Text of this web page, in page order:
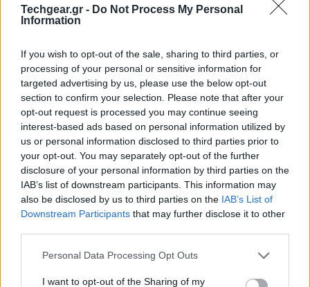
Techgear.gr - Do Not Process My Personal
Information
If you wish to opt-out of the sale, sharing to third parties, or
processing of your personal or sensitive information for
targeted advertising by us, please use the below opt-out
section to confirm your selection. Please note that after your
opt-out request is processed you may continue seeing
interest-based ads based on personal information utilized by
us or personal information disclosed to third parties prior to
your opt-out. You may separately opt-out of the further
disclosure of your personal information by third parties on the
IAB’s list of downstream participants. This information may
also be disclosed by us to third parties on the IAB’s List of
Downstream Participants that may further disclose it to other
Please note that this website/app uses one or more Google
not limited to your visit or usage behaviour. You may click to
Personal Data Processing Opt Outs
I want to opt-out of the Sharing of my
Microsoft και NBC ανακοίνωσαν και επίσημα το τέλος
της συνεργασίας τους που είχε ξεκινήσει για πρώτη
φορά το 1996 όταν το NBC ανήκε στην GE και η
ήταν στις δόξες της.